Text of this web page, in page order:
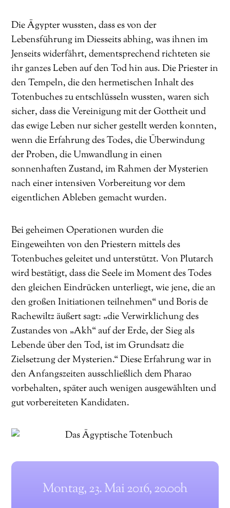
Die Ägypter wussten, dass es von der
Lebensführung im Diesseits abhing, was ihnen im
Jenseits widerfährt, dementsprechend richteten sie
ihr ganzes Leben auf den Tod hin aus. Die Priester in
den Tempeln, die den hermetischen Inhalt des
Totenbuches zu entschlüsseln wussten, waren sich
sicher, dass die Vereinigung mit der Gottheit und
das ewige Leben nur sicher gestellt werden konnten,
wenn die Erfahrung des Todes, die Überwindung
der Proben, die Umwandlung in einen
sonnenhaften Zustand, im Rahmen der Mysterien
nach einer intensiven Vorbereitung vor dem
eigentlichen Ableben gemacht wurden.
Bei geheimen Operationen wurden die
Eingeweihten von den Priestern mittels des
Totenbuches geleitet und unterstützt. Von Plutarch
wird bestätigt, dass die Seele im Moment des Todes
den gleichen Eindrücken unterliegt, wie jene, die an
den großen Initiationen teilnehmen“ und Boris de
Rachewiltz äußert sagt: „die Verwirklichung des
Zustandes von „Akh“ auf der Erde, der Sieg als
Lebende über den Tod, ist im Grundsatz die
Zielsetzung der Mysterien.“ Diese Erfahrung war in
den Anfangszeiten ausschließlich dem Pharao
vorbehalten, später auch wenigen ausgewählten und
gut vorbereiteten Kandidaten.
Montag, 23. Mai 2016, 20.00h